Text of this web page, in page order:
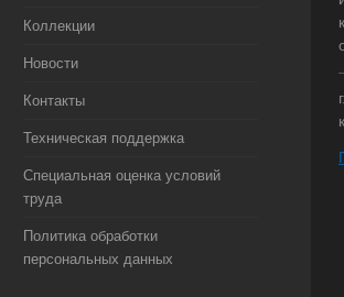
Коллекции
Новости
Контакты
Техническая поддержка
Специальная оценка условий
труда
Политика обработки
персональных данных